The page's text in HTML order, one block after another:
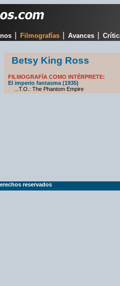
Filmografías Avances
Betsy King Ross
FILMOGRAFÍA COMO INTÉRPRETE:
El imperio fantasma (1935)
...T.O.: The Phantom Empire
reservados